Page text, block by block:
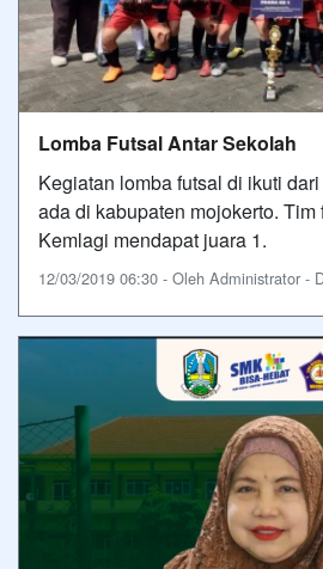
Lomba Futsal Antar Sekolah
Kegiatan lomba futsal di ikuti
ada di kabupaten mojokerto. Tim
Kemlagi mendapat juara 1.
12/03/2019 06:30 - Oleh Administrator -